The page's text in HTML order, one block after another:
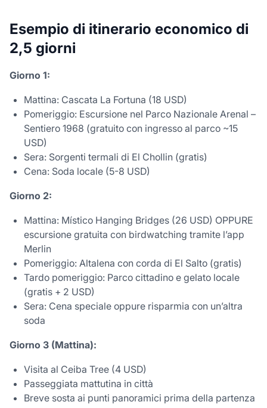
Esempio di itinerario economico di
2,5 giorni
Giorno 1:
Mattina: Cascata La Fortuna (18 USD)
Pomeriggio: Escursione nel Parco Nazionale Arenal –
Sentiero 1968 (gratuito con ingresso al parco ~15
USD)
Sera: Sorgenti termali di El Chollin (gratis)
Cena: Soda locale (5-8 USD)
Giorno 2:
Mattina: Místico Hanging Bridges (26 USD) OPPURE
escursione gratuita con birdwatching tramite l’app
Merlin
Pomeriggio: Altalena con corda di El Salto (gratis)
Tardo pomeriggio: Parco cittadino e gelato locale
(gratis + 2 USD)
Sera: Cena speciale oppure risparmia con un’altra
soda
Giorno 3 (Mattina):
Visita al Ceiba Tree (4 USD)
Passeggiata mattutina in città
Breve sosta ai punti panoramici prima della partenza